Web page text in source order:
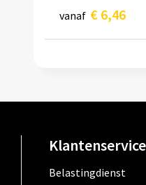
vanaf € 6,46
Klantenservice
Belastingdienst